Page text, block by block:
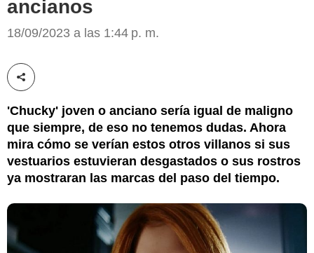
ancianos
18/09/2023 a las 1:44 p. m.
Compartir esta noticia
'Chucky' joven o anciano sería igual de maligno
que siempre, de eso no tenemos dudas. Ahora
mira cómo se verían estos otros villanos si sus
vestuarios estuvieran desgastados o sus rostros
ya mostraran las marcas del paso del tiempo.
'Chucky'/Copyright Syfy US